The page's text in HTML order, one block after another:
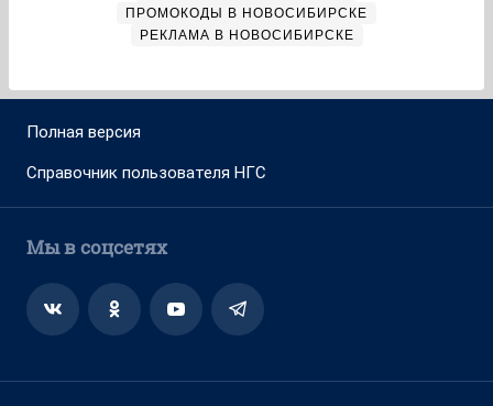
ПРОМОКОДЫ В НОВОСИБИРСКЕ
РЕКЛАМА В НОВОСИБИРСКЕ
Полная версия
Справочник пользователя НГС
Мы в соцсетях